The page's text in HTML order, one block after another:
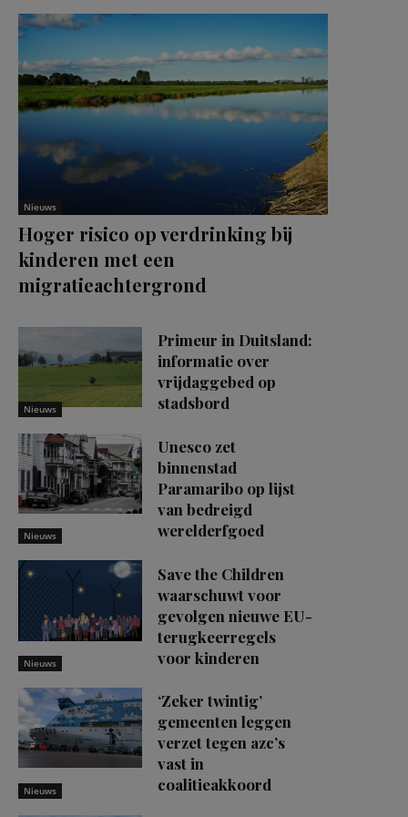
Nieuws
Hoger risico op verdrinking bij
kinderen met een
migratieachtergrond
Nieuws
Primeur in Duitsland:
informatie over
vrijdaggebed op
stadsbord
Nieuws
Unesco zet
binnenstad
Paramaribo op lijst
van bedreigd
werelderfgoed
Nieuws
Save the Children
waarschuwt voor
gevolgen nieuwe EU-
terugkeerregels
voor kinderen
Nieuws
‘Zeker twintig’
gemeenten leggen
verzet tegen azc’s
vast in
coalitieakkoord